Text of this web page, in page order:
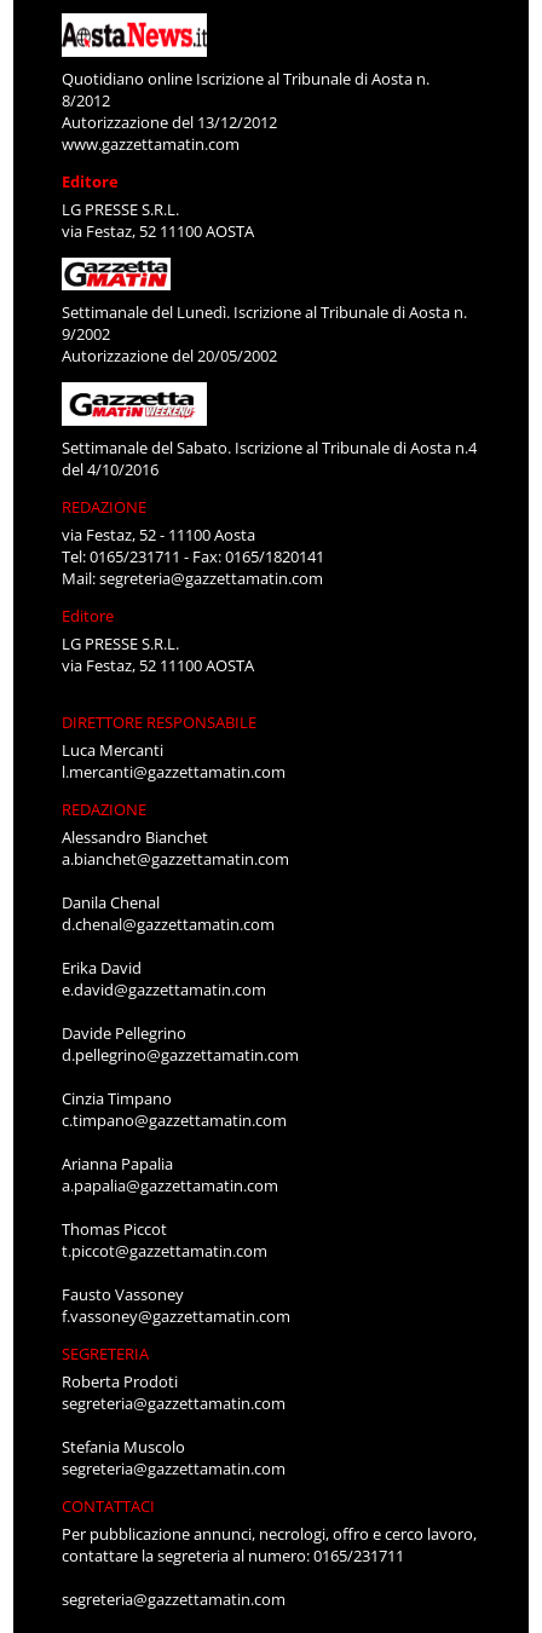
Quotidiano online Iscrizione al Tribunale di Aosta n.
8/2012
Autorizzazione del 13/12/2012
www.gazzettamatin.com
Editore
LG PRESSE S.R.L.
via Festaz, 52 11100 AOSTA
Settimanale del Lunedì. Iscrizione al Tribunale di Aosta n.
9/2002
Autorizzazione del 20/05/2002
Settimanale del Sabato. Iscrizione al Tribunale di Aosta n.4
del 4/10/2016
REDAZIONE
via Festaz, 52 - 11100 Aosta
Tel: 0165/231711 - Fax: 0165/1820141
Mail:segreteria@gazzettamatin.com
Editore
LG PRESSE S.R.L.
via Festaz, 52 11100 AOSTA
DIRETTORE RESPONSABILE
Luca Mercanti
l.mercanti@gazzettamatin.com
REDAZIONE
Alessandro Bianchet
a.bianchet@gazzettamatin.com
Danila Chenal
d.chenal@gazzettamatin.com
Erika David
e.david@gazzettamatin.com
Davide Pellegrino
d.pellegrino@gazzettamatin.com
Cinzia Timpano
c.timpano@gazzettamatin.com
Arianna Papalia
a.papalia@gazzettamatin.com
Thomas Piccot
t.piccot@gazzettamatin.com
Fausto Vassoney
f.vassoney@gazzettamatin.com
SEGRETERIA
Roberta Prodoti
segreteria@gazzettamatin.com
Stefania Muscolo
segreteria@gazzettamatin.com
CONTATTACI
Per pubblicazione annunci, necrologi, offro e cerco lavoro,
contattare la segreteria al numero: 0165/231711
segreteria@gazzettamatin.com